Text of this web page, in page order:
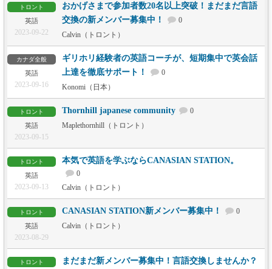
トロント
英語
2023-09-22
おかげさまで参加者数20名以上突破！まだまだ言語
交換の新メンバー募集中！
0
Calvin（トロント）
カナダ全般
英語
2023-09-16
ギリホリ経験者の英語コーチが、短期集中で英会話
上達を徹底サポート！
0
Konomi（日本）
トロント
英語
2023-09-15
Thornhill japanese community
0
Maplethornhill（トロント）
トロント
英語
2023-09-13
本気で英語を学ぶならCANASIAN STATION。
0
Calvin（トロント）
トロント
英語
2023-08-29
CANASIAN STATION新メンバー募集中！
0
Calvin（トロント）
トロント まだまだ新メンバー募集中！言語交換しませんか？